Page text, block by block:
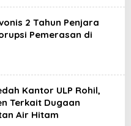
2 Tahun Penjara
Pemerasan di
Kantor ULP Rohil,
Terkait Dugaan
Air Hitam